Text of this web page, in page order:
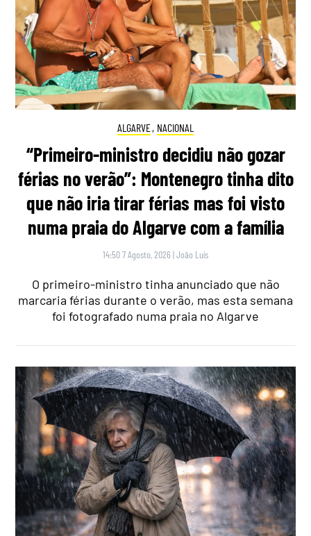
ALGARVE, NACIONAL
“Primeiro-ministro decidiu não gozar
férias no verão”: Montenegro tinha dito
que não iria tirar férias mas foi visto
numa praia do Algarve com a família
14:50 7 Agosto, 2026 |João Luís
O primeiro-ministro tinha anunciado que não
marcaria férias durante o verão, mas esta semana
foi fotografado numa praia no Algarve